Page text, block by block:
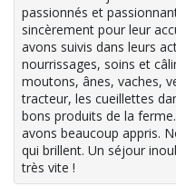
passionnés et
sincèrement pour leur
avons suivis dans leurs
nourrissages, soins et
moutons, ânes, vaches,
tracteur, les cueillettes
bons produits de la
avons beaucoup appris.
qui brillent. Un séjour
très vite !